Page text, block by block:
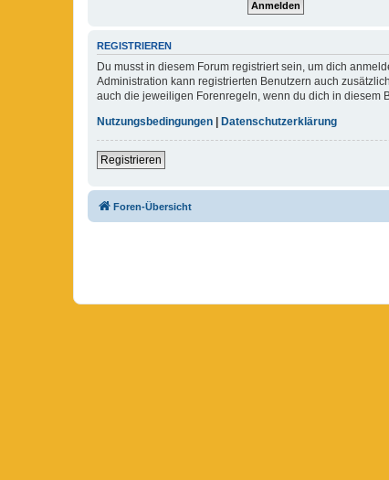
REGISTRIEREN
Du musst in diesem Forum registriert sein, um dich
Administration kann registrierten Benutzern auch
auch die jeweiligen Forenregeln, wenn du dich in diesem
Nutzungsbedingungen
Datenschutzerklärung
Registrieren
Foren-Übersicht